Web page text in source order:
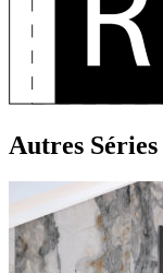
Autres Séries